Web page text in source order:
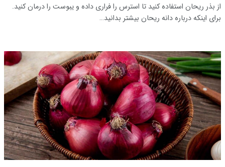
از بذر ریحان استفاده کنید تا استرس را فراری داده و یبوست را درمان کنید.
برای اینکه درباره دانه ریحان بیشتر بدانید…